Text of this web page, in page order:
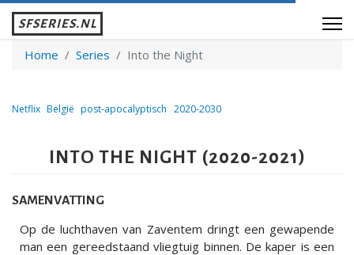
SFSERIES.NL
Home Series Into the Night
INTO THE NIGHT (2020-2021)
SAMENVATTING
Op de luchthaven van Zaventem dringt een gewapende
man een gereedstaand vliegtuig binnen. De kaper is een
Netflix België post-apocalyptisch 2020-2030